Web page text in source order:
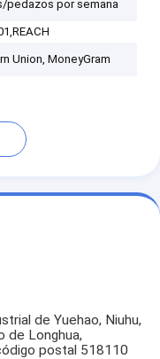
pedazos por semana
Union, MoneyGram
de Yuehao, Niuhu,
de Longhua,
postal 518110